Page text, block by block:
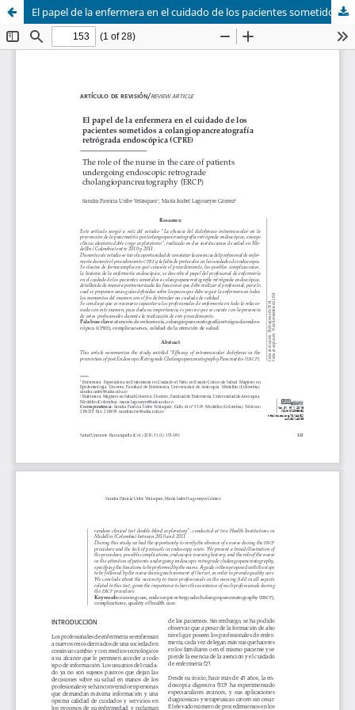
El papel de la enfermera en el cuidado de los pacientes sometidos a colangiopancreatografía retrógrada endoscópica CPRE